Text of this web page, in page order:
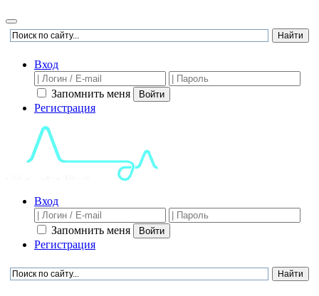
Вход
Запомнить меня Войти
Регистрация
Вход
Запомнить меня Войти
Регистрация